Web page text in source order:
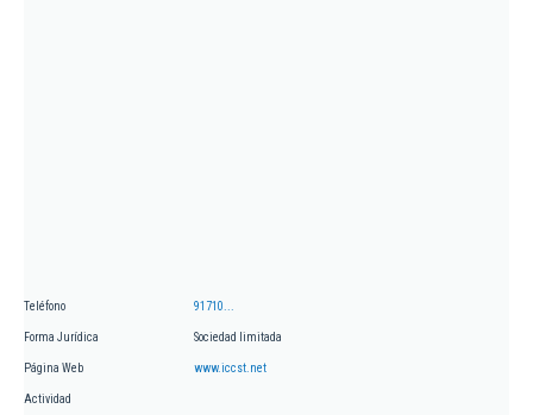
Teléfono 91710...
Forma Jurídica Sociedad limitada
Página Web www.iccst.net
Actividad